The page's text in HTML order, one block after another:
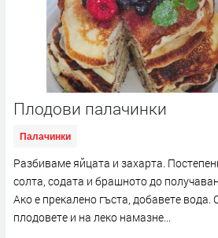
Плодови палачинки
Палачинки
Разбиваме яйцата и захарта.
солта, содата и брашното до
Ако е прекалено гъста, добавете вода.
плодовете и на леко намазне...